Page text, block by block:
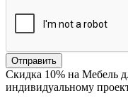
Отправить
Скидка 10% на Мебель
индивидуальному